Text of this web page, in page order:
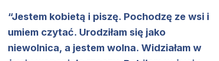
“Jestem kobietą i piszę. Pochodzę ze wsi i
umiem czytać. Urodziłam się jako
niewolnica, a jestem wolna. Widziałam w